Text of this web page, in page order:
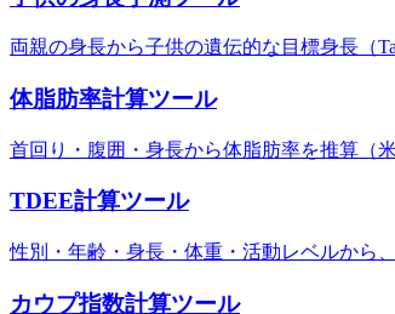
両親の身長から子供の遺伝的な目標身長（
体脂肪率計算ツール
首回り・腹囲・身長から体脂肪率を推算（
TDEE計算ツール
性別・年齢・身長・体重・活動レベルから
カウプ指数計算ツール